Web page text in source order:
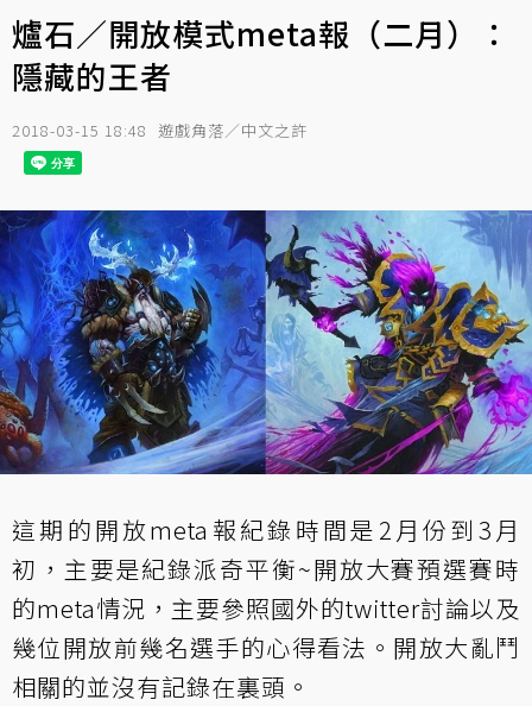
爐石／開放模式meta報（二月）：
隱藏的王者
2018-03-15 18:48 遊戲角落／中文之許
這期的開放meta報紀錄時間是2月份到3月
初，主要是紀錄派奇平衡~開放大賽預選賽時
的meta情況，主要參照國外的twitter討論以及
幾位開放前幾名選手的心得看法。開放大亂鬥
相關的並沒有記錄在裏頭。